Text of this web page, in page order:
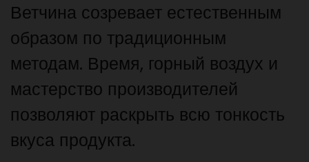
Ветчина созревает естественным
образом по традиционным
методам. Время, горный воздух и
мастерство производителей
позволяют раскрыть всю тонкость
вкуса продукта.